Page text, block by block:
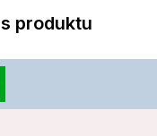
produktu